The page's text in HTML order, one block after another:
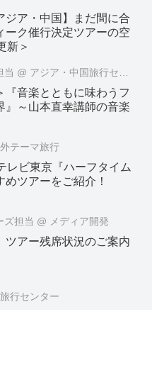
ジア・中国】まだ間に合
ーク催行決定ツアーの空
新＞
当 @ アジア・中国旅行センター
『音楽とともに味わうフ
』～山本直幸講師の音楽
テーマ旅行
レビ東京『ハーフタイム
ツアーをご紹介！
ズ担当 @ メディア開発
ツアー残席状況のご案内
行センター